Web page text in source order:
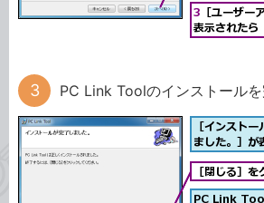
PC Link Toolのインストール